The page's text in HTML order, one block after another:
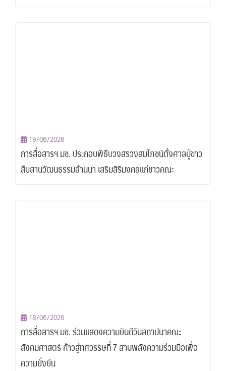
19/06/2026
การสื่อสารฯ มช. ประกอบพิธีบวงสรวงสมโภชน์ตั้งศาลปู่ขาว
สืบสานวัฒนธรรมล้านนา เสริมสิริมงคลแก่ชาวคณะ
18/06/2026
การสื่อสารฯ มช. ร่วมแสดงความยินดีวันสถาปนาคณะ
สังคมศาสตร์ ก้าวสู่ทศวรรษที่ 7 สานพลังความร่วมมือเพื่อ
ความยั่งยืน